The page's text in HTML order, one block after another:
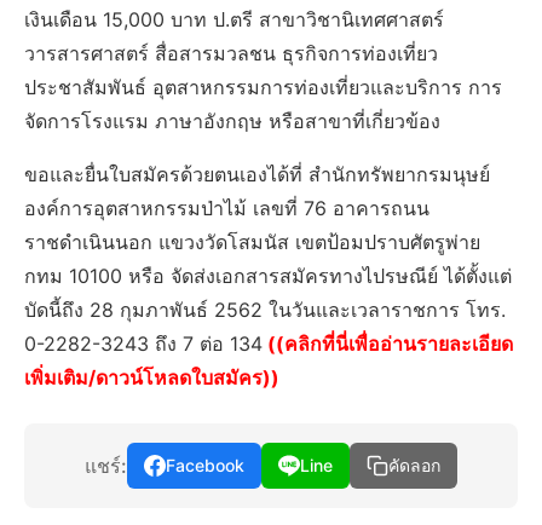
เงินเดือน 15,000 บาท ป.ตรี สาขาวิชานิเทศศาสตร์
วารสารศาสตร์ สื่อสารมวลชน ธุรกิจการท่องเที่ยว
ประชาสัมพันธ์ อุตสาหกรรมการท่องเที่ยวและบริการ การ
จัดการโรงแรม ภาษาอังกฤษ หรือสาขาที่เกี่ยวข้อง
ขอและยื่นใบสมัครด้วยตนเองได้ที่ สำนักทรัพยากรมนุษย์
องค์การอุตสาหกรรมป่าไม้ เลขที่ 76 อาคารถนน
ราชดำเนินนอก แขวงวัดโสมนัส เขตป้อมปราบศัตรูพ่าย
กทม 10100 หรือ จัดส่งเอกสารสมัครทางไปรษณีย์ ได้ตั้งแต่
บัดนี้ถึง 28 กุมภาพันธ์ 2562 ในวันและเวลาราชการ โทร.
0-2282-3243 ถึง 7 ต่อ 134 ((คลิกที่นี่เพื่ออ่านรายละเอียด
เพิ่มเติม/ดาวน์โหลดใบสมัคร))
แชร์: Facebook Line คัดลอก